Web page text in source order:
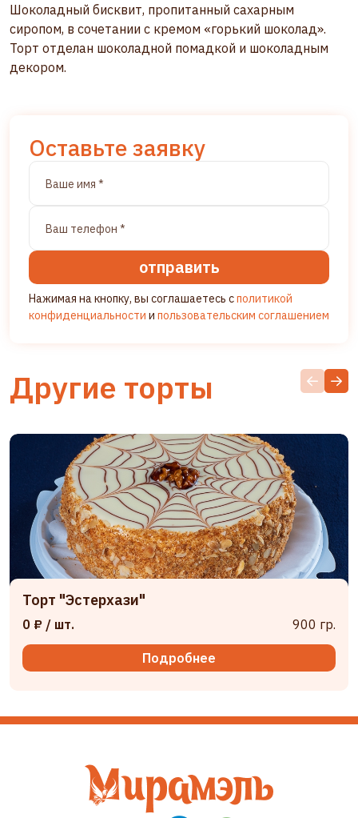
Шоколадный бисквит, пропитанный сахарным
сиропом, в сочетании с кремом «горький шоколад».
Торт отделан шоколадной помадкой и шоколадным
декором.
Оставьте заявку
отправить
Нажимая на кнопку, вы соглашаетесь сполитикой
конфиденциальности и пользовательским соглашением
Другие торты
Торт "Эстерхази"
0 ₽ / шт. 900 гр.
Подробнее